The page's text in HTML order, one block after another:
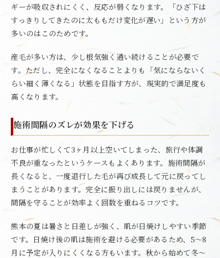
ギーが吸収されにくく、反応が弱くなります。「ひざ下は
すっきりしてきたのに太ももだけ変化が遅い」という方が
多いのはこのためです。
産毛が多い方は、少し根気強く通い続けることが必要で
す。ただし、完全になくなることよりも「気にならないく
らい細く薄くなる」状態を目指す方が、現実的で満足度も
高くなります。
施術間隔のズレが効果を下げる
お仕事が忙しくて3ヶ月以上空いてしまった、旅行や体調
不良が重なったというケースもよくあります。施術間隔が
長くなると、一度退行した毛が再び成長して元に戻ってし
まうことがあります。完全に振り出しには戻りませんが、
間隔を守ることが効率よく回数を重ねるコツです。
熊本の夏は暑さと日差しが強く、肌が日焼けしやすい季節
です。日焼け後の肌は施術を避ける必要があるため、5〜8
月に予定が入りにくくなる方もいます。秋から始めて冬〜